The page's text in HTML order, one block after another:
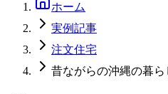
ホーム
実例記事
注文住宅
昔ながらの沖縄の暮